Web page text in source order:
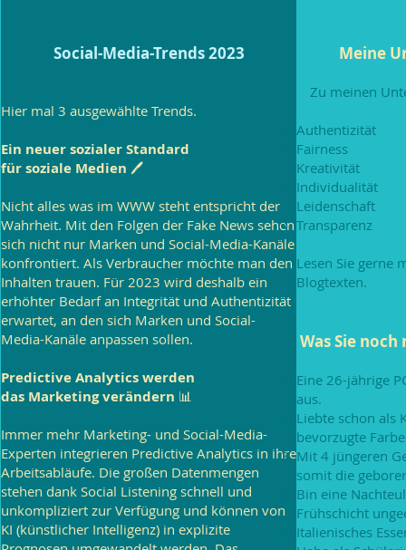
Social-Media-Trends 2023
Hier mal 3 ausgewählte Trends.
Ein neuer sozialer Standard
für soziale Medien 🖊️
Nicht alles was im WWW steht entspricht der
Wahrheit. Mit den Folgen der Fake News sehen
sich nicht nur Marken und Social-Media-Kanäle
konfrontiert. Als Verbraucher möchte man den
Inhalten trauen. Für 2023 wird deshalb ein
erhöhter Bedarf an Integrität und Authentizität
erwartet, an den sich Marken und Social-
Media-Kanäle anpassen sollen.
Predictive Analytics werden
das Marketing verändern 📊
Immer mehr Marketing- und Social-Media-
Experten integrieren Predictive Analytics in ihre
Arbeitsabläufe. Die großen Datenmengen
stehen dank Social Listening schnell und
unkompliziert zur Verfügung und können von
KI (künstlicher Intelligenz) in explizite
Meine
Zu meinen
Authentizität
Fairness
Kreativität
Individualität
Leidenschaft
Transparenz
Lesen Sie gerne
Blogtexten.
Was Sie
Eine 26-jährige
aus.
Liebte schon als
bevorzugte
Mit 4 jüngeren
somit die
Bin eine
Frühschicht
Italienisches